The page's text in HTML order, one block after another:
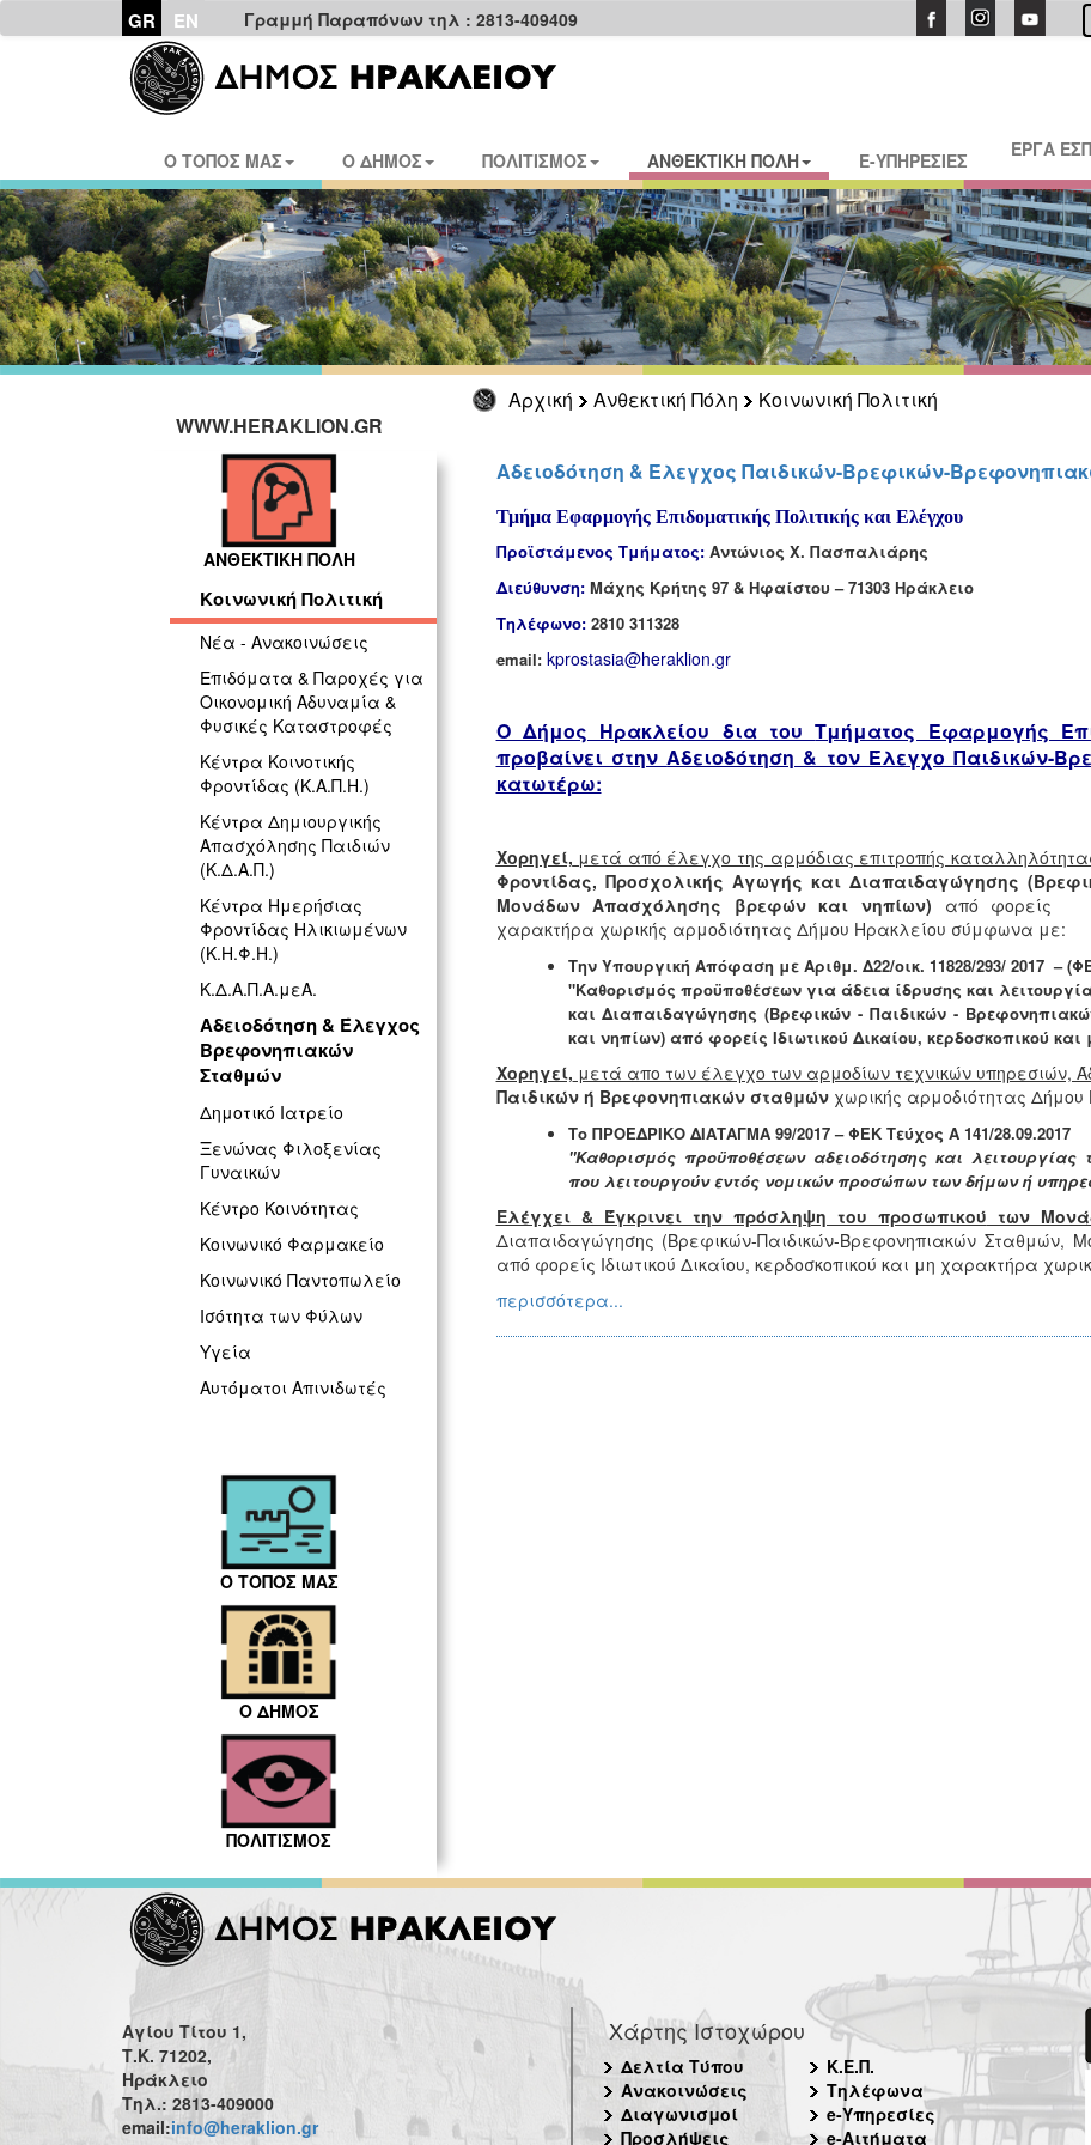
GR EN Γραμμή Παραπόνων τηλ : 2813-409409
Ο ΤΟΠΟΣ ΜΑΣ Ο ΔΗΜΟΣ ΠΟΛΙΤΙΣΜΟΣ ΑΝΘΕΚΤΙΚΗ ΠΟΛΗ E-ΥΠΗΡΕΣΙΕΣ ΕΡΓΑ
Αρχική Ανθεκτική Πόλη
Κοινωνική Πολιτική
WWW.HERAKLION.GR
ΑΝΘΕΚΤΙΚΗ ΠΟΛΗ
Κοινωνική Πολιτική
Νέα - Ανακοινώσεις
Επιδόματα & Παροχές για
Οικονομική Αδυναμία &
Φυσικές Καταστροφές
Κέντρα Κοινοτικής
Φροντίδας (Κ.Α.Π.Η.)
Κέντρα Δημιουργικής
Απασχόλησης Παιδιών
(Κ.Δ.Α.Π.)
Κέντρα Ημερήσιας
Φροντίδας Ηλικιωμένων
(Κ.Η.Φ.Η.)
Κ.Δ.Α.Π.Α.μεΑ.
Αδειοδότηση & Έλεγχος
Βρεφονηπιακών
Σταθμών
Δημοτικό Ιατρείο
Ξενώνας Φιλοξενίας
Γυναικών
Κέντρο Κοινότητας
Κοινωνικό Φαρμακείο
Κοινωνικό Παντοπωλείο
Ισότητα των Φύλων
Υγεία
Αυτόματοι Απινιδωτές
Ο ΤΟΠΟΣ ΜΑΣ
Ο ΔΗΜΟΣ
ΠΟΛΙΤΙΣΜΟΣ
Αδειοδότηση & Έλεγχος Παιδικών-Βρεφικών-
Τμήμα Εφαρμογής Επιδοματικής Πολιτικής και Ελέγχου
Προϊστάμενος Τμήματος:Αντώνιος Χ. Πασπαλιάρης
Διεύθυνση:Μάχης Κρήτης 97 & Ηφαίστου – 71303 Ηράκλειο
Τηλέφωνο:2810 311328
email: kprostasia@heraklion.gr
Ο Δήμος Ηρακλείου δια τουΤμήματος Εφαρμογής
προβαίνει στηνΑδειοδότηση & τον Έλεγχο Παιδικών-
κατωτέρω:
Χορηγεί, μετά από έλεγχο της αρμόδιας επιτροπής
Φροντίδας, Προσχολικής Αγωγής και Διαπαιδαγώγησης
Μονάδων Απασχόλησης βρεφών και νηπίων) από φορείς
χαρακτήρα χωρικής αρμοδιότητας Δήμου Ηρακλείου σύμφωνα με:
Την Υπουργική Απόφαση με Αριθμ. Δ22/οικ. 11828/293/ 2017 –
"Καθορισμός προϋποθέσεων για άδεια ίδρυσης και
και Διαπαιδαγώγησης (Βρεφικών - Παιδικών -
και νηπίων) από φορείς Ιδιωτικού Δικαίου, κερδοσκοπικού
Χορηγεί, μετά απο των έλεγχο των αρμοδίων τεχνικών υπηρεσιών,
Παιδικών ή Βρεφονηπιακών σταθμώνχωρικής αρμοδιότητας Δήμου
Το ΠΡΟΕΔΡΙΚΟ ΔΙΑΤΑΓΜΑ 99/2017 – ΦΕΚ Τεύχος Α 141/28.09.2017
"Καθορισμός προϋποθέσεων αδειοδότησης και
που λειτουργούν εντός νομικών προσώπων των δήμων ή
Ελέγχει & Έγκρινει την πρόσληψη του προσωπικού των
Διαπαιδαγώγησης (Βρεφικών-Παιδικών-Βρεφονηπιακών Σταθμών,
από φορείς Ιδιωτικού Δικαίου, κερδοσκοπικού και μη χαρακτήρα
περισσότερα...
Αγίου Τίτου 1,
Τ.Κ. 71202,
Ηράκλειο
Τηλ.: 2813-409000
email:info@heraklion.gr
Χάρτης Ιστοχώρου
Δελτία Τύπου
Ανακοινώσεις
Διαγωνισμοί
Προσλήψεις
Κ.Ε.Π.
Τηλέφωνα
e-Υπηρεσίες
e-Αιτήματα